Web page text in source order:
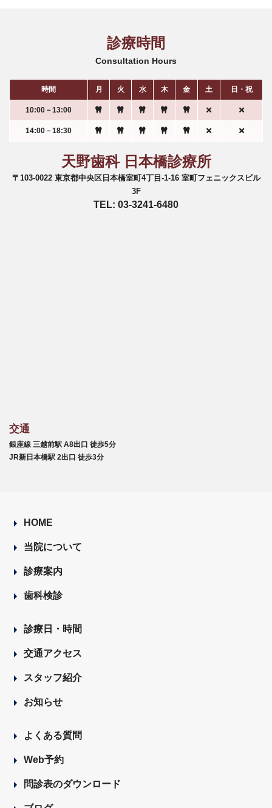
診療時間
Consultation Hours
時間 月 火 水 木 金 土 日・祝
10:00－13:00
14:00－18:30
天野歯科 日本橋診療所
〒103-0022 東京都中央区日本橋室町4丁目-1-16 室町フェニックスビル
3F
TEL: 03-3241-6480
交通
銀座線 三越前駅 A8出口 徒歩5分
JR新日本橋駅 2出口 徒歩3分
HOME
当院について
診療案内
歯科検診
診療日・時間
交通アクセス
スタッフ紹介
お知らせ
よくある質問
Web予約
問診表のダウンロード